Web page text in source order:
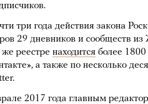
три года действия закона
29 дневников и сообществ
реестре находится более
а также по несколько
2017 года главным